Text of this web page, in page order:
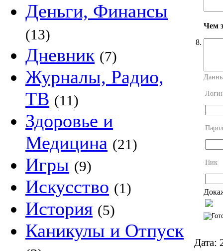
Деньги, Финансы
(13)
Дневник (7)
Журналы, Радио,
ТВ (11)
Здоровье и
Медицина (21)
Игры (9)
Искусство (1)
История (5)
Каникулы и Отпуск
8.
Чем
Ник
Дата: